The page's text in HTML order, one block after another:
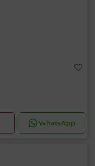
WhatsApp